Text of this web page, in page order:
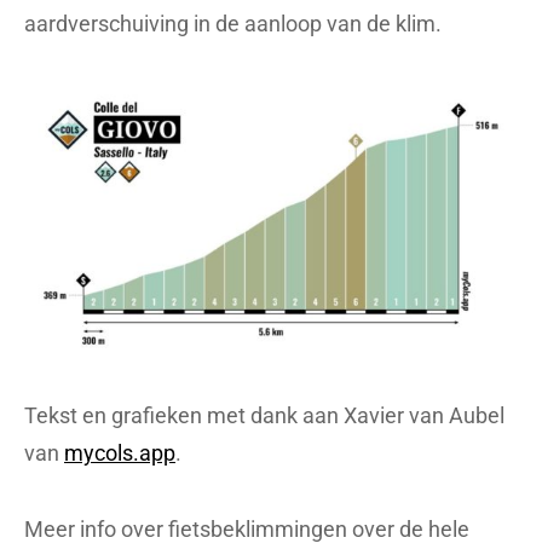
aardverschuiving in de aanloop van de klim.
Tekst en grafieken met dank aan Xavier van Aubel
van mycols.app.
Meer info over fietsbeklimmingen over de hele